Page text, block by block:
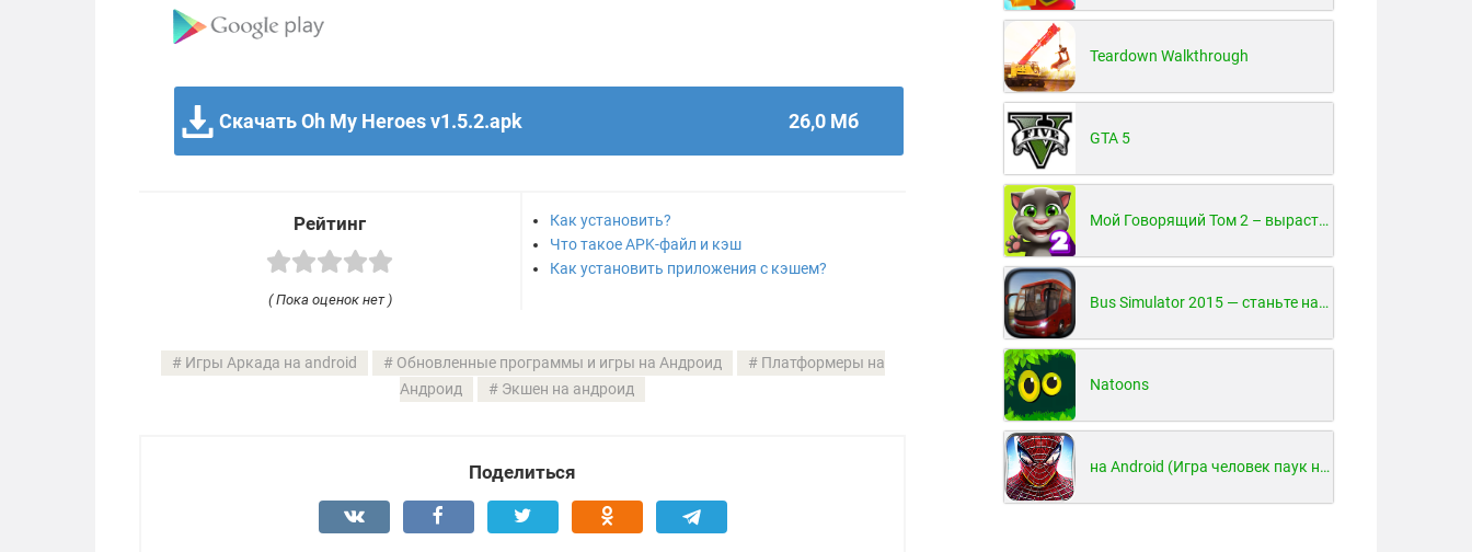
Скачать Oh My Heroes v1.5.2.apk 26,0 Мб
Рейтинг
( Пока оценок нет )
Как установить?
Что такое APK-файл и кэш
Как установить приложения с кэшем?
Игры Аркада на android Обновленные программы и игры на Андроид
Платформеры на
Андроид
Экшен на андроид
Поделиться
Teardown Walkthrough
GTA 5
Мой Говорящий Том 2 – вырасти и воспитай своего котенка
Bus Simulator 2015 — станьте настоящим водителем автобуса!
Natoons
на Android (Игра человек паук на Android)